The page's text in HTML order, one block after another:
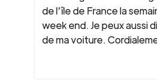
de l'île de France la
week end. Je peux aussi
de ma voiture.